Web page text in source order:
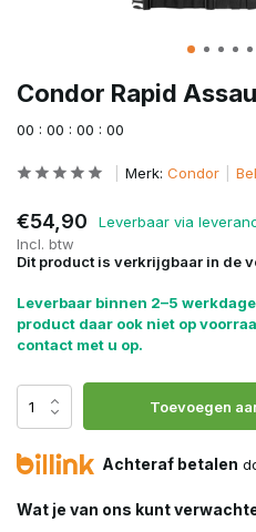
Condor Rapid
00 : 00 : 00 : 00
Merk: Condor
€54,90
Leverbaar via
Incl. btw
Dit product is verkrijgbaar in de
Leverbaar binnen 2–5
product daar ook niet op
contact met u op.
Toevoegen
Achteraf betalen
Wat je van ons kunt